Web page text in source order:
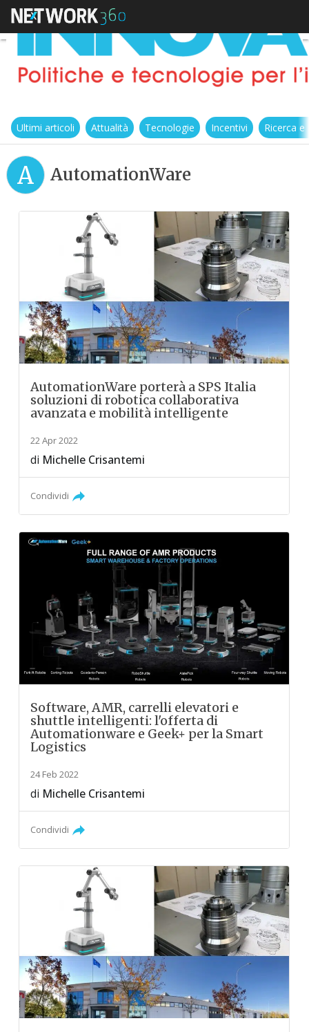
Ultimi articoli Attualità Tecnologie Incentivi Ricerca
A AutomationWare
AutomationWare porterà a SPS Italia
soluzioni di robotica collaborativa
avanzata e mobilità intelligente
22 Apr 2022
di Michelle Crisantemi
Condividi
Software, AMR, carrelli elevatori e
shuttle intelligenti: l'offerta di
Automationware e Geek+ per la Smart
Logistics
24 Feb 2022
di Michelle Crisantemi
Condividi